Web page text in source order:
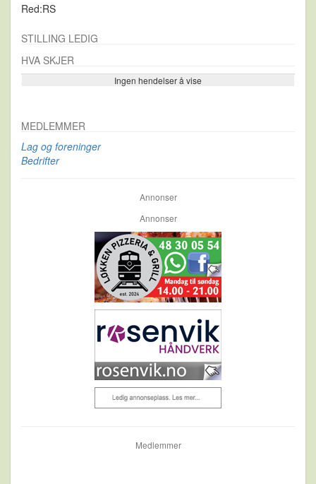
Red:RS
STILLING LEDIG
HVA SKJER
Ingen hendelser å vise
Se flere…
MEDLEMMER
Lag og foreninger
Bedrifter
Annonser
Annonser
Medlemmer